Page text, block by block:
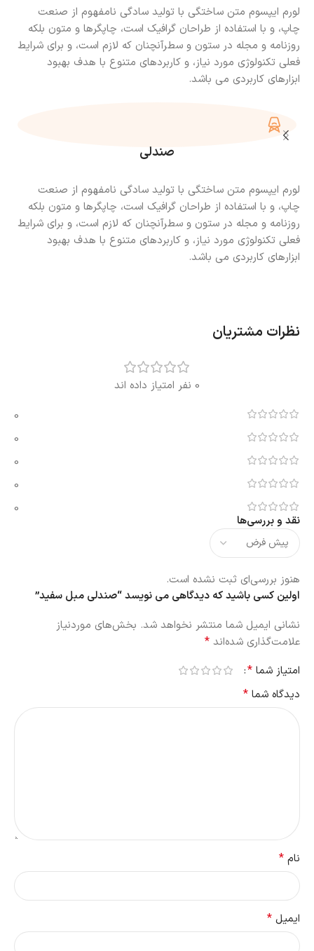
لورم ایپسوم متن ساختگی با تولید سادگی نامفهوم از صنعت
چاپ، و با استفاده از طراحان گرافیک است، چاپگرها و متون بلکه
روزنامه و مجله در ستون و سطرآنچنان که لازم است، و برای شرایط
فعلی تکنولوژی مورد نیاز، و کاربردهای متنوع با هدف بهبود
ابزارهای کاربردی می باشد.
صندلی
لورم ایپسوم متن ساختگی با تولید سادگی نامفهوم از صنعت
چاپ، و با استفاده از طراحان گرافیک است، چاپگرها و متون بلکه
روزنامه و مجله در ستون و سطرآنچنان که لازم است، و برای شرایط
فعلی تکنولوژی مورد نیاز، و کاربردهای متنوع با هدف بهبود
ابزارهای کاربردی می باشد.
نظرات مشتریان
0 نفر امتیاز داده اند
0
0
0
0
0
نقد و بررسی‌ها
هنوز بررسی‌ای ثبت نشده است.
اولین کسی باشید که دیدگاهی می نویسد “صندلی مبل سفید”
نشانی ایمیل شما منتشر نخواهد شد. بخش‌های موردنیاز
علامت‌گذاری شده‌اند *
امتیاز شما *
دیدگاه شما *
نام *
ایمیل *